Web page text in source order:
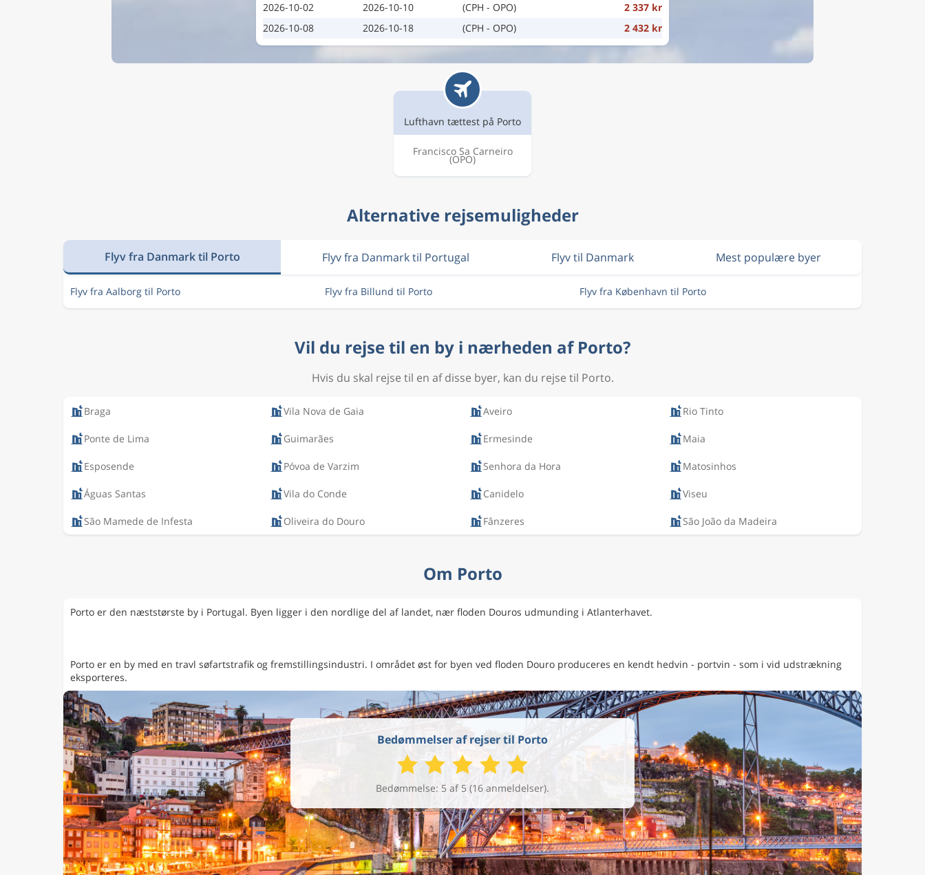
2026-10-02
2026-10-10 (CPH - OPO)
2 337 kr
2026-10-08
2026-10-18 (CPH - OPO) 2 432 kr
Lufthavn tættest på Porto
Francisco Sa Carneiro
(OPO)
Alternative rejsemuligheder
Flyv fra Danmark til Porto Flyv fra Danmark til Portugal Flyv til Danmark Mest populære byer
Flyv fra Aalborg til Porto Flyv fra Billund til Porto Flyv fra København til Porto
Vil du rejse til en by i nærheden af Porto?
Hvis du skal rejse til en af disse byer, kan du rejse til Porto.
Braga Vila Nova de Gaia Aveiro Rio Tinto
Ponte de Lima Guimarães Ermesinde Maia
Esposende Póvoa de Varzim Senhora da Hora Matosinhos
Águas Santas Vila do Conde Canidelo Viseu
São Mamede de Infesta Oliveira do Douro Fânzeres São João da Madeira
Om Porto
Porto er den næststørste by i Portugal. Byen ligger i den nordlige del af landet, nær floden Douros udmunding i Atlanterhavet.
Porto er en by med en travl søfartstrafik og fremstillingsindustri. I området øst for byen ved floden Douro produceres en kendt hedvin - portvin - som i vid udstrækning
eksporteres.
Bedømmelser af rejser til Porto
Bedømmelse: 5 af 5 (16 anmeldelser).